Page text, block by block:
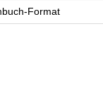
Format